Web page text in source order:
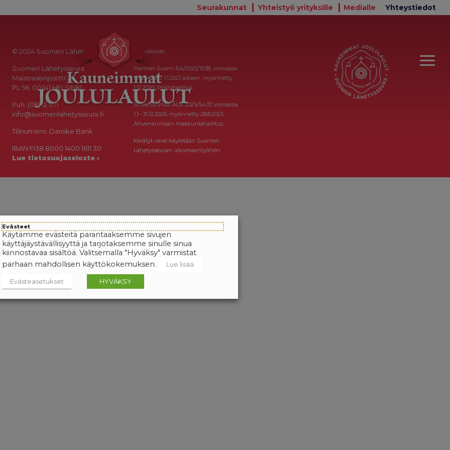
Seurakunnat Yhteistyö yrityksille Medialle Yhteystiedot
© 2024 Suomen Lähetysseura
Suomen Lähetysseura
Maistraatinportti 2a
PL 56, 00241 HELSINKI
Puh. (09) 12 971
info@suomenlahetysseura.fi
Tilinumero: Danske Bank
IBAN FI38 8000 1400 1611 30
Lue tietosuojaseloste ›
Keräysluvat:
Manner-Suomi RA/2020/1538, voimassa
toistaiseksi 1.1.2021 alkaen, myönnetty
1.12.2020, Poliisihallitus.
Ahvenanmaa ÅLR 2025/5437, voimassa
1.1.–31.12.2026, myönnetty 28.8.2025
Ahvenanmaan maakuntahallitus.
Kerätyt varat käytetään Suomen
Lähetysseuran ulkomaantyöhön.
Evästeet
Käytämme evästeitä parantaaksemme sivujen
käyttäjäystävällisyyttä ja tarjotaksemme sinulle sinua
kiinnostavaa sisältöä. Valitsemalla "Hyväksy" varmistat
parhaan mahdollisen käyttökokemuksen.
Lue lisää
Evästeasetukset HYVÄKSY